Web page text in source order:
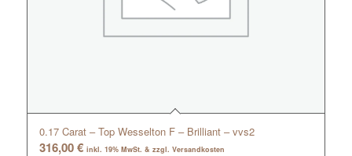
0.17 Carat – Top Wesselton F – Brilliant – vvs2
316,00€ inkl. 19% MwSt. & zzgl. Versandkosten